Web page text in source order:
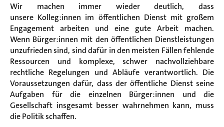
Wir machen immer wieder deutlich, dass
unsere Kolleg:innen im öffentlichen Dienst mit großem
Engagement arbeiten und eine gute Arbeit machen.
Wenn Bürger:innen mit den öffentlichen Dienstleistungen
unzufrieden sind, sind dafür in den meisten Fällen fehlende
Ressourcen und komplexe, schwer nachvollziehbare
rechtliche Regelungen und Abläufe verantwortlich. Die
Voraussetzungen dafür, dass der öffentliche Dienst seine
Aufgaben für die einzelnen Bürger:innen und die
Gesellschaft insgesamt besser wahrnehmen kann, muss
die Politik schaffen.